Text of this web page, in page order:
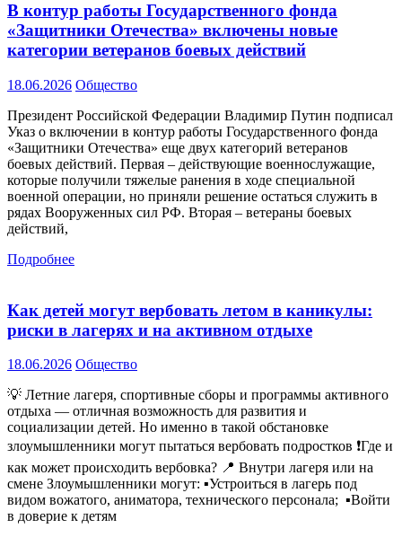
В контур работы Государственного фонда
«Защитники Отечества» включены новые
категории ветеранов боевых действий
18.06.2026 Общество
Президент Российской Федерации Владимир Путин подписал
Указ о включении в контур работы Государственного фонда
«Защитники Отечества» еще двух категорий ветеранов
боевых действий. Первая – действующие военнослужащие,
которые получили тяжелые ранения в ходе специальной
военной операции, но приняли решение остаться служить в
рядах Вооруженных сил РФ. Вторая – ветераны боевых
действий,
Подробнее
Как детей могут вербовать летом в каникулы:
риски в лагерях и на активном отдыхе
18.06.2026 Общество
💡 Летние лагеря, спортивные сборы и программы активного
отдыха — отличная возможность для развития и
социализации детей. Но именно в такой обстановке
злоумышленники могут пытаться вербовать подростков ❗️Где и
как может происходить вербовка? 📍 Внутри лагеря или на
смене Злоумышленники могут: ▪️Устроиться в лагерь под
видом вожатого, аниматора, технического персонала; ▪️Войти
в доверие к детям